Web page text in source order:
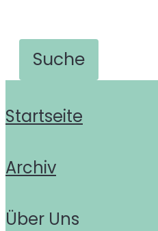
Startseite
Archiv
Über Uns